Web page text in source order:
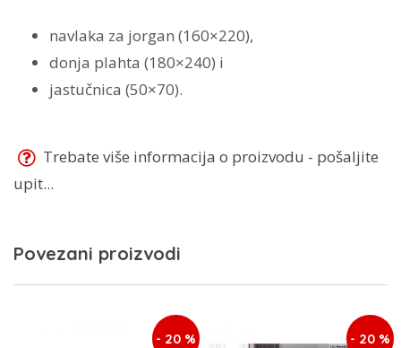
navlaka za jorgan (160×220),
donja plahta (180×240) i
jastučnica (50×70).
Trebate više informacija o proizvodu - pošaljite
upit...
Povezani proizvodi
- 20 % - 20 %